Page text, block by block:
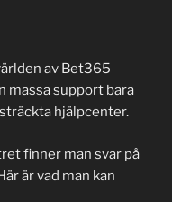
av Bet365
massa support bara
hjälpcenter.
finner man svar på
är vad man kan